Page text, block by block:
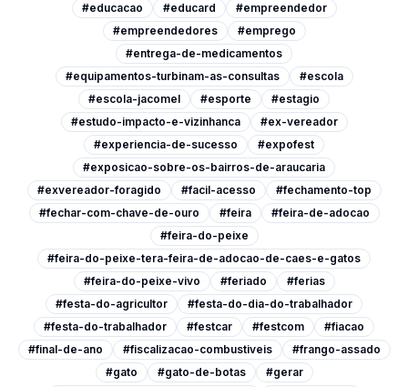
#educacao
#educard
#empreendedor
#empreendedores
#emprego
#entrega-de-medicamentos
#equipamentos-turbinam-as-consultas
#escola
#escola-jacomel
#esporte
#estagio
#estudo-impacto-e-vizinhanca
#ex-vereador
#experiencia-de-sucesso
#expofest
#exposicao-sobre-os-bairros-de-araucaria
#exvereador-foragido
#facil-acesso
#fechamento-top
#fechar-com-chave-de-ouro
#feira
#feira-de-adocao
#feira-do-peixe
#feira-do-peixe-tera-feira-de-adocao-de-caes-e-gatos
#feira-do-peixe-vivo
#feriado
#ferias
#festa-do-agricultor
#festa-do-dia-do-trabalhador
#festa-do-trabalhador
#festcar #festcom
#fiacao
#final-de-ano
#fiscalizacao-combustiveis
#frango-assado
#gato
#gato-de-botas
#gerar